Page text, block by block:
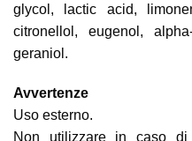
glycol, lactic acid,
citronellol, eugenol,
geraniol.
Avvertenze
Uso esterno.
Non utilizzare in caso